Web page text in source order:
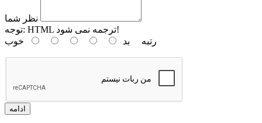
نظر شما
توجه:
HTML ترجمه نمی شود!
رتبه بد خوب
ادامه